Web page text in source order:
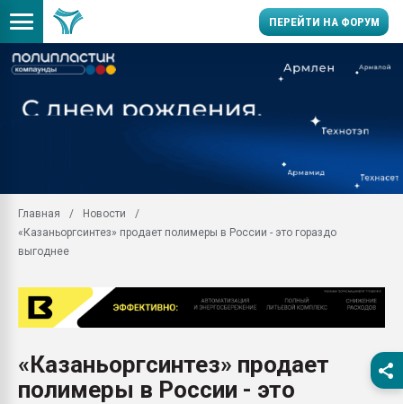
ПЕРЕЙТИ НА ФОРУМ
заводу пластмасс"
28.07.2026
первый план в
28.07.2026
ситуацией на
Главная
Новости
«Казаньоргсинтез» продает полимеры в России - это гораздо
выгоднее
«Казаньоргсинтез» продает
полимеры в России - это